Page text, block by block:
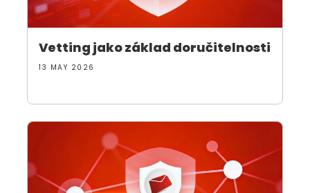
Vetting jako základ doručitelnosti
13 MAY 2026